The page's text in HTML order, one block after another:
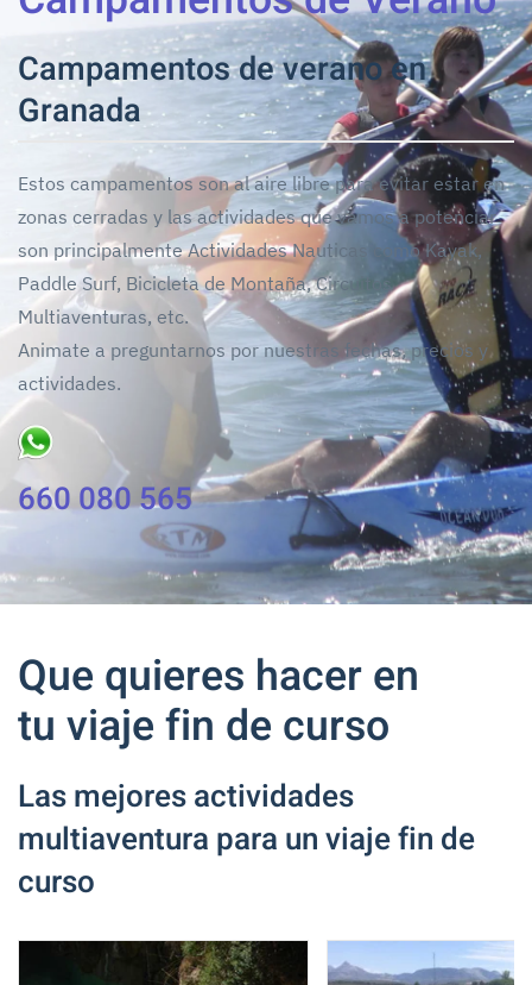
Campamentos de verano en
Granada
Estos campamentos son al aire libre para evitar estar en
zonas cerradas y las actividades que vamos a potenciar
son principalmente Actividades Nauticas como Kayak,
Paddle Surf, Bicicleta de Montaña, Circuitos
Multiaventuras, etc.
Animate a preguntarnos por nuestras fechas, precios y
actividades.
660 080 565
Que quieres hacer en
tu viaje fin de curso
Las mejores actividades
multiaventura para un viaje fin de
curso